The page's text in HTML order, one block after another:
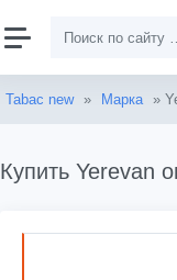
Tabac new » Марка »
Купить Yerevan